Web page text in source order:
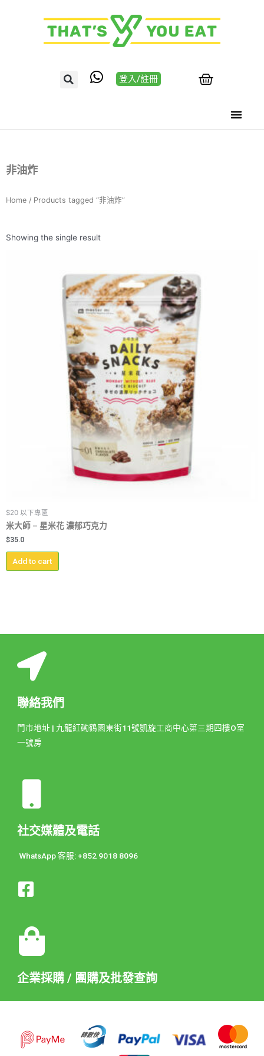
登入/註冊
非油炸
Home / Products tagged “非油炸”
Showing the single result
$20 以下專區
米大師 – 星米花 濃郁巧克力
$35.0
Add to cart
聯絡我們
門市地址 | 九龍紅磡鶴園東街11號凱旋工商中心第三期四樓O室
一號房
社交媒體及電話
WhatsApp 客服: +852 9018 8096
企業採購 / 團購及批發查詢